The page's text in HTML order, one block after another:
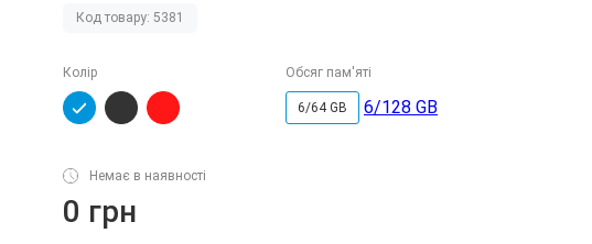
Код товару: 5381
Колір Обсяг пам'яті
6/64 GB 6/128 GB
Немає в наявності
0 грн